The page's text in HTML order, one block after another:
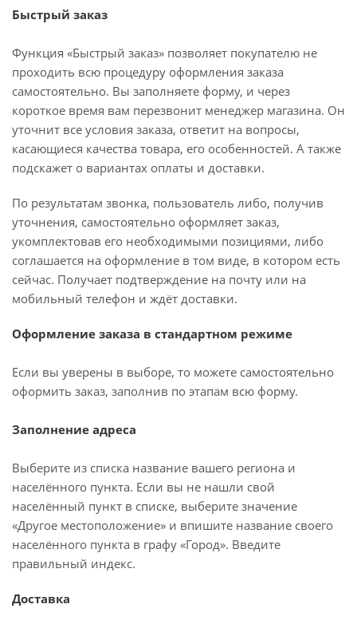
Быстрый заказ
Функция «Быстрый заказ» позволяет покупателю не
проходить всю процедуру оформления заказа
самостоятельно. Вы заполняете форму, и через
короткое время вам перезвонит менеджер магазина. Он
уточнит все условия заказа, ответит на вопросы,
касающиеся качества товара, его особенностей. А также
подскажет о вариантах оплаты и доставки.
По результатам звонка, пользователь либо, получив
уточнения, самостоятельно оформляет заказ,
укомплектовав его необходимыми позициями, либо
соглашается на оформление в том виде, в котором есть
сейчас. Получает подтверждение на почту или на
мобильный телефон и ждёт доставки.
Оформление заказа в стандартном режиме
Если вы уверены в выборе, то можете самостоятельно
оформить заказ, заполнив по этапам всю форму.
Заполнение адреса
Выберите из списка название вашего региона и
населённого пункта. Если вы не нашли свой
населённый пункт в списке, выберите значение
«Другое местоположение» и впишите название своего
населённого пункта в графу «Город». Введите
правильный индекс.
Доставка